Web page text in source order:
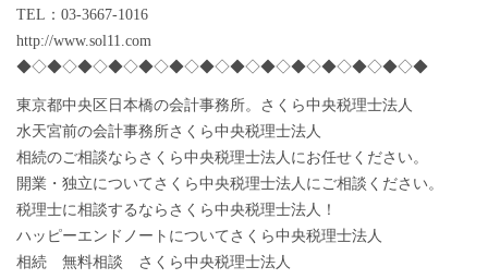
TEL：03-3667-1016
http://www.sol11.com
◆◇◆◇◆◇◆◇◆◇◆◇◆◇◆◇◆◇◆◇◆◇◆◇◆◇◆
東京都中央区日本橋の会計事務所。さくら中央税理士法人
水天宮前の会計事務所さくら中央税理士法人
相続のご相談ならさくら中央税理士法人にお任せください。
開業・独立についてさくら中央税理士法人にご相談ください。
税理士に相談するならさくら中央税理士法人！
ハッピーエンドノートについてさくら中央税理士法人
相続 無料相談 さくら中央税理士法人